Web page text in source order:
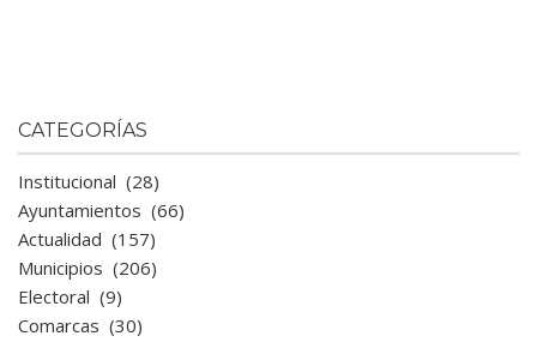
CATEGORÍAS
Institucional (28)
Ayuntamientos (66)
Actualidad (157)
Municipios (206)
Electoral (9)
Comarcas (30)